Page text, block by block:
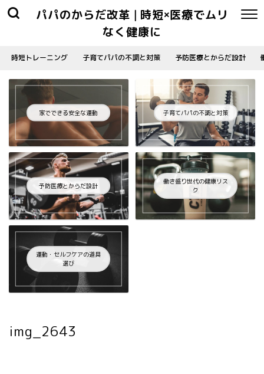
パパのからだ改革 | 時短×医療でムリ
なく健康に
時短トレーニング 子育てパパの不調と対策 予防医療とからだ設計
家でできる安全な運動 子育てパパの不調と対策
予防医療とからだ設計
働き盛り世代の健康リス
ク
運動・セルフケアの道具
選び
img_2643